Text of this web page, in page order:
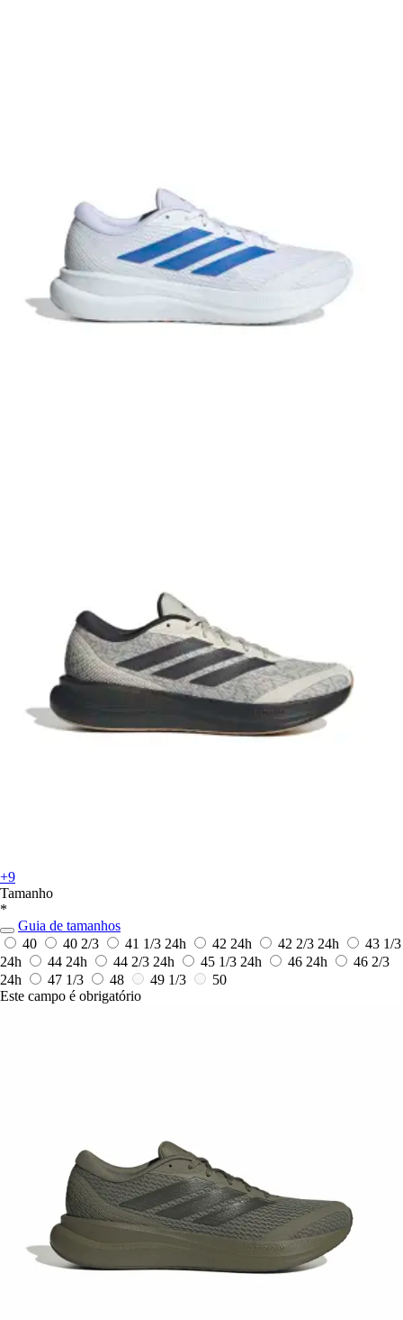
+9
Tamanho
*
Guia de tamanhos
40
40 2/3 41 1/3 24h 42 24h 42 2/3 24h
43 1/3
24h
44 24h 44 2/3 24h 45 1/3 24h 46 24h
46 2/3
24h
47 1/3 48 49 1/3
50
Este campo é obrigatório